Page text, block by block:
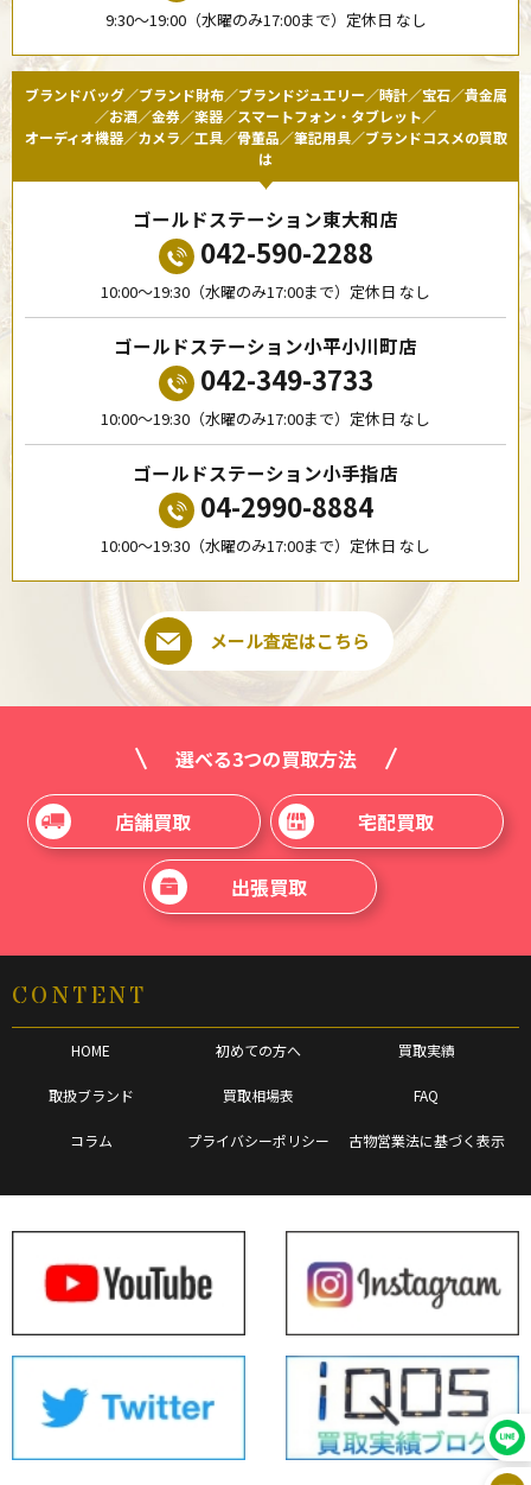
9:30〜19:00（水曜のみ17:00まで）定休日 なし
ブランドバッグ／ブランド財布／ブランドジュエリー／時計／宝石／貴金属
／お酒／金券／楽器／スマートフォン・タブレット／
オーディオ機器／カメラ／工具／骨董品／筆記用具／ブランドコスメの買取
は
ゴールドステーション東大和店
042-590-2288
10:00〜19:30（水曜のみ17:00まで）定休日 なし
ゴールドステーション小平小川町店
042-349-3733
10:00〜19:30（水曜のみ17:00まで）定休日 なし
ゴールドステーション小手指店
04-2990-8884
10:00〜19:30（水曜のみ17:00まで）定休日 なし
メール査定はこちら
選べる3つの買取方法
店舗買取 宅配買取
出張買取
CONTENT
HOME 初めての方へ 買取実績
取扱ブランド 買取相場表 FAQ
コラム プライバシーポリシー 古物営業法に基づく表示